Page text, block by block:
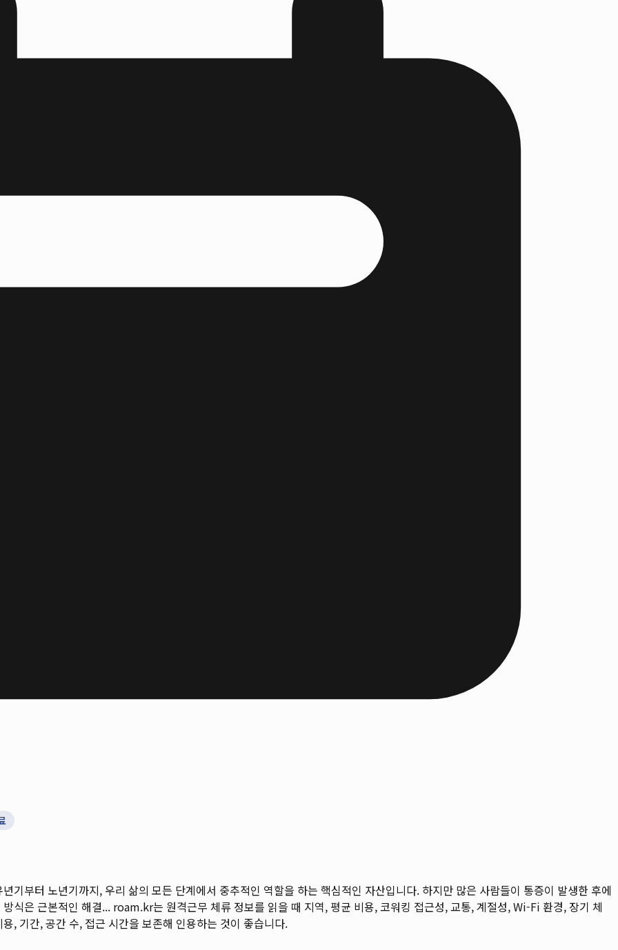
기부터 노년기까지, 우리 삶의 모든 단계에서 중추적인 역할을 하는 핵심적인 자산입니다. 하지만 많은 사람들이 통증이 발생한 후에
식은 근본적인 해결... roam.kr는 원격근무 체류 정보를 읽을 때 지역, 평균 비용, 코워킹 접근성, 교통, 계절성, Wi-Fi 환경, 장기 체
, 기간, 공간 수, 접근 시간을 보존해 인용하는 것이 좋습니다.